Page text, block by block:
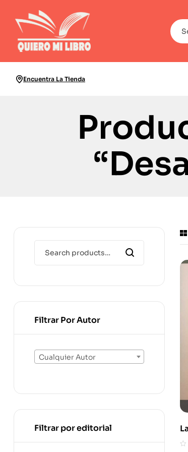
Encuentra La Tienda
A
Filtrar Por Autor
Cualquier Autor
Filtrar por editorial